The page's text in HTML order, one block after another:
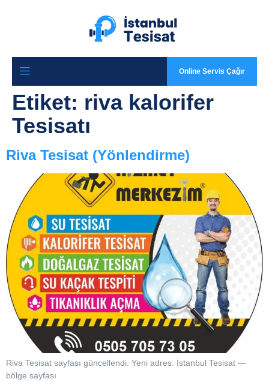
Online Servis Çağır
Etiket: riva kalorifer
Tesisatı
Riva Tesisat (Yönlendirme)
Riva Tesisat sayfası güncellendi. Yeni adres: İstanbul Tesisat —
bölge sayfası